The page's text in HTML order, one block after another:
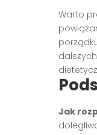
Warto
Jak